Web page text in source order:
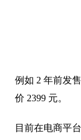
例如 2 年前发
价 2399 元。
目前在电商平